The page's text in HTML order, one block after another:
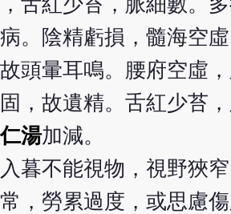
。陰精虧損，髓海空
頭暈耳鳴。腰府空虛
，故遺精。舌紅少苔
湯加減。
暮不能視物，視野狹
，勞累過度，或思慮